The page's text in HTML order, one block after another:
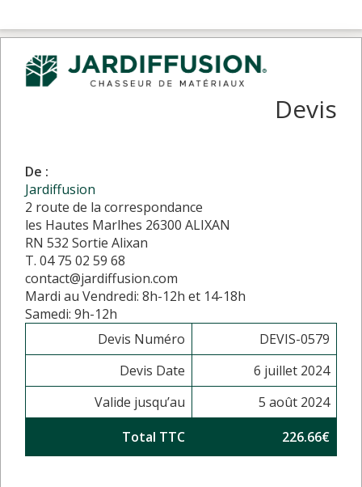
Devis
De :
Jardiffusion
2 route de la correspondance
les Hautes Marlhes 26300 ALIXAN
RN 532 Sortie Alixan
T. 04 75 02 59 68
contact@jardiffusion.com
Mardi au Vendredi: 8h-12h et 14-18h
Samedi: 9h-12h
Devis Numéro
DEVIS-0579
Devis Date
6 juillet 2024
Valide jusqu’au
5 août 2024
Total TTC
226.66€